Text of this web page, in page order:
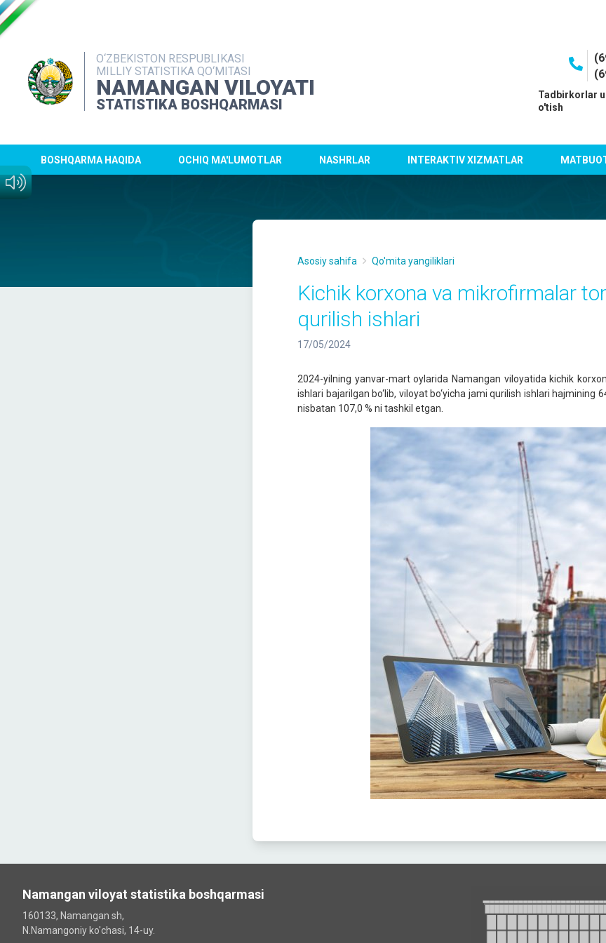
O‘ZBEKISTON RESPUBLIKASI
MILLIY STATISTIKA QO‘MITASI
NAMANGAN VILOYATI
STATISTIKA BOSHQARMASI
Tadbirkorlar
o'tish
BOSHQARMA HAQIDA OCHIQ MA'LUMOTLAR NASHRLAR INTERAKTIV XIZMATLAR
Asosiy sahifa Qo'mita yangiliklari
Kichik korxona va mikrofirmalar
qurilish ishlari
17/05/2024
2024-yilning yanvar-mart oylarida Namangan viloyatida kichik
ishlari bajarilgan bo‘lib, viloyat bo‘yicha jami qurilish ishlari hajmining
nisbatan 107,0 % ni tashkil etgan.
Namangan viloyat statistika boshqarmasi
160133, Namangan sh,
N.Namangoniy ko'chasi, 14-uy.